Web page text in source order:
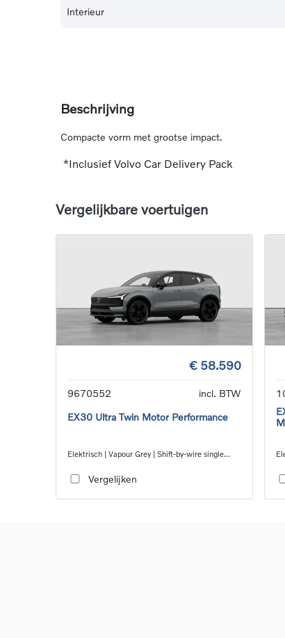
Interieur
Beschrijving
Compacte vorm met grootse impact.
*Inclusief Volvo Car Delivery Pack
Vergelijkbare voertuigen
€ 58.590
9670552
incl. BTW
EX30 Ultra Twin Motor Performance
Elektrisch | Vapour Grey | Shift-by-wire single
Vergelijken